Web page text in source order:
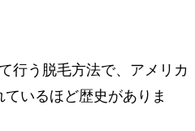
行う脱毛方法で、アメリカ
いるほど歴史がありま